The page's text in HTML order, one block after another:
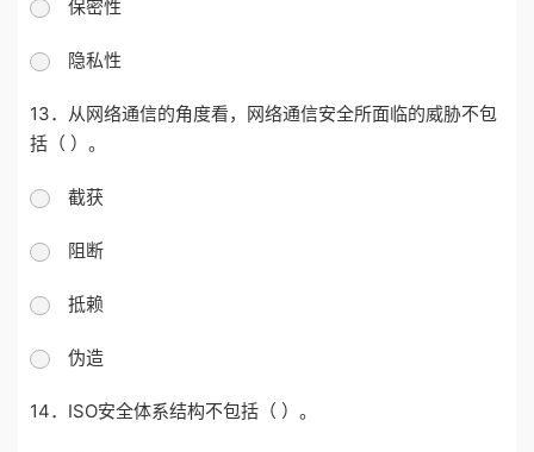
保密性
隐私性
13．从网络通信的角度看，网络通信安全所面临的威胁不包
括（ ）。
截获
阻断
抵赖
伪造
14．ISO安全体系结构不包括（ ）。